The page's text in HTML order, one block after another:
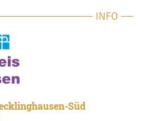
INFO
Süd